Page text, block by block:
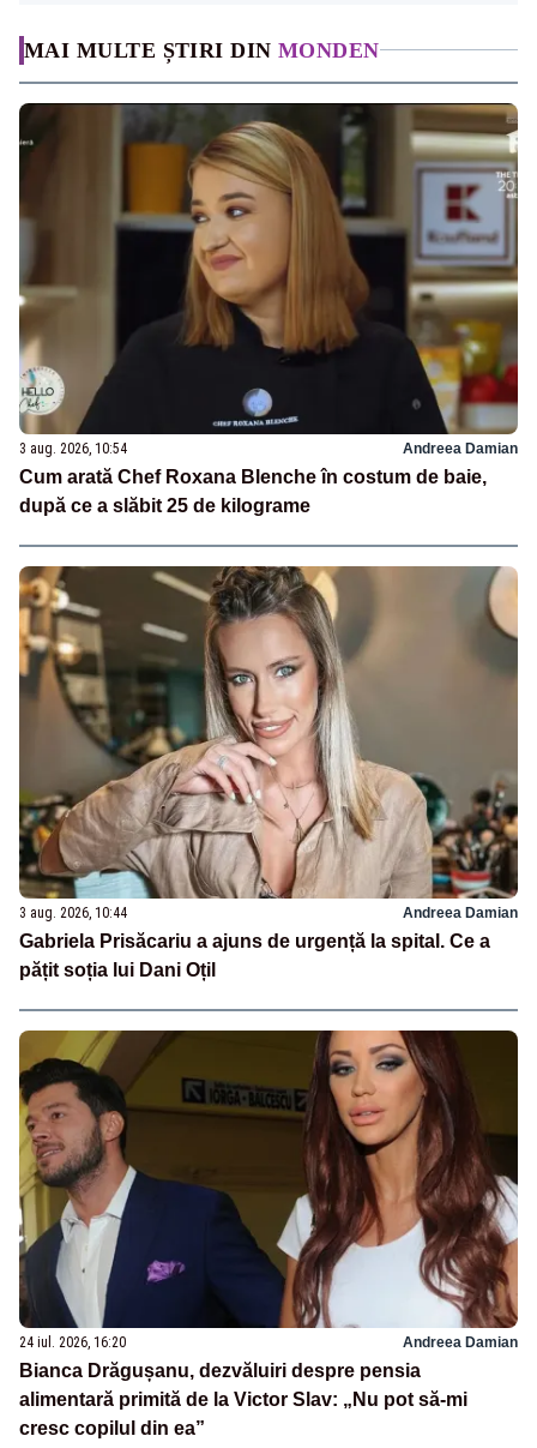
MAI MULTE ȘTIRI DIN MONDEN
3 aug. 2026, 10:54 Andreea Damian
Cum arată Chef Roxana Blenche în costum de baie,
după ce a slăbit 25 de kilograme
3 aug. 2026, 10:44 Andreea Damian
Gabriela Prisăcariu a ajuns de urgență la spital. Ce a
pățit soția lui Dani Oțil
24 iul. 2026, 16:20 Andreea Damian
Bianca Drăgușanu, dezvăluiri despre pensia
alimentară primită de la Victor Slav: „Nu pot să-mi
cresc copilul din ea”